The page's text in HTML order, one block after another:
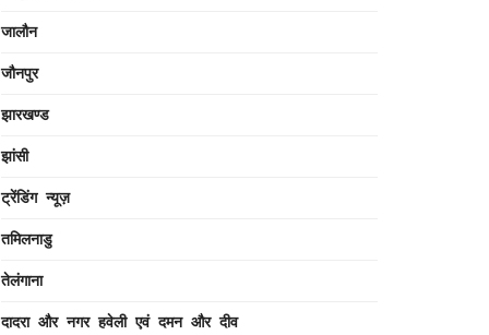
जालौन
जौनपुर
झारखण्ड
झांसी
ट्रेंडिंग न्यूज़
तमिलनाडु
तेलंगाना
दादरा और नगर हवेली एवं दमन और दीव